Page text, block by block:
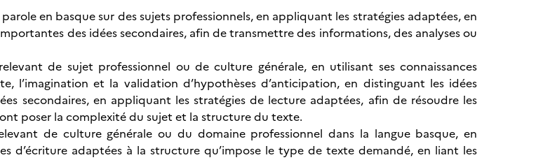
en basque sur des sujets professionnels, en appliquant les stratégies adaptées, en
des idées secondaires, afin de transmettre des informations, des analyses ou
de sujet professionnel ou de culture générale, en utilisant ses connaissances
l’imagination et la validation d’hypothèses d’anticipation, en distinguant les idées
secondaires, en appliquant les stratégies de lecture adaptées, afin de résoudre les
poser la complexité du sujet et la structure du texte.
de culture générale ou du domaine professionnel dans la langue basque, en
d’écriture adaptées à la structure qu’impose le type de texte demandé, en liant les